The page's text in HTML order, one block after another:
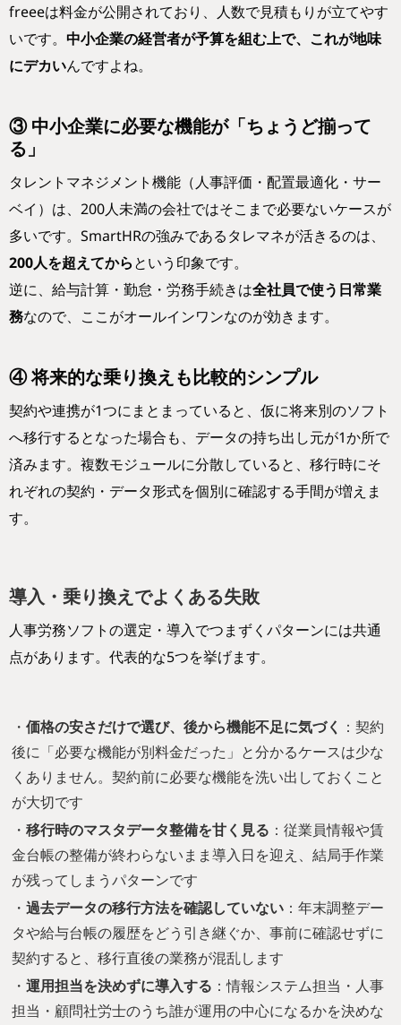
freeeは料金が公開されており、人数で見積もりが立てやす
いです。 中小企業の経営者が予算を組む上で、これが地味
にデカいんですよね。
③ 中小企業に必要な機能が「ちょうど揃って
る」
タレントマネジメント機能（人事評価・配置最適化・サー
ベイ）は、200人未満の会社ではそこまで必要ないケースが
多いです。SmartHRの強みであるタレマネが活きるのは、
200人を超えてからという印象です。
逆に、給与計算・勤怠・労務手続きは全社員で使う日常業
務なので、ここがオールインワンなのが効きます。
④ 将来的な乗り換えも比較的シンプル
契約や連携が1つにまとまっていると、仮に将来別のソフト
へ移行するとなった場合も、データの持ち出し元が1か所で
済みます。複数モジュールに分散していると、移行時にそ
れぞれの契約・データ形式を個別に確認する手間が増えま
す。
導入・乗り換えでよくある失敗
人事労務ソフトの選定・導入でつまずくパターンには共通
点があります。代表的な5つを挙げます。
・価格の安さだけで選び、後から機能不足に気づく ：契約
後に「必要な機能が別料金だった」と分かるケースは少な
くありません。契約前に必要な機能を洗い出しておくこと
が大切です
・移行時のマスタデータ整備を甘く見る ：従業員情報や賃
金台帳の整備が終わらないまま導入日を迎え、結局手作業
が残ってしまうパターンです
・過去データの移行方法を確認していない ：年末調整デー
タや給与台帳の履歴をどう引き継ぐか、事前に確認せずに
契約すると、移行直後の業務が混乱します
・運用担当を決めずに導入する ：情報システム担当・人事
担当・顧問社労士のうち誰が運用の中心になるかを決めな